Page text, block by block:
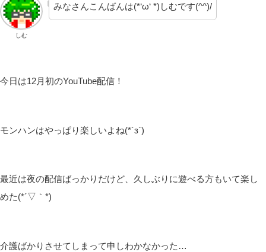
しむ
みなさんこんばんは(*‘ω‘ *)しむです(^^)/
今日は12月初のYouTube配信！
モンハンはやっぱり楽しいよね(*´з`)
最近は夜の配信ばっかりだけど、久しぶりに遊べる方もいて楽し
めた(*´▽｀*)
介護ばかりさせてしまって申しわかなかった…